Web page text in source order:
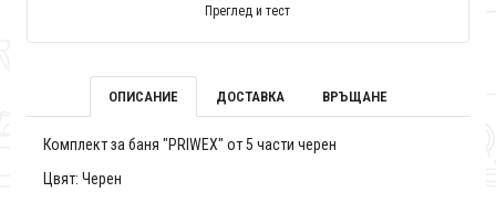
Преглед и тест
ОПИСАНИЕ ДОСТАВКА ВРЪЩАНЕ
Комплект за баня "PRIWEX" от 5 части черен
Цвят: Черен